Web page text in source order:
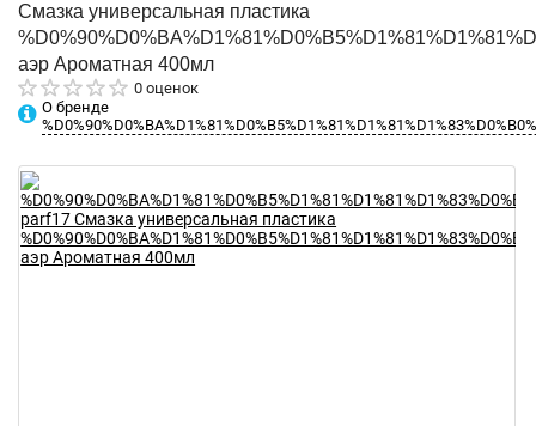
Смазка универсальная пластика
аэр Ароматная 400мл
0 оценок
О бренде